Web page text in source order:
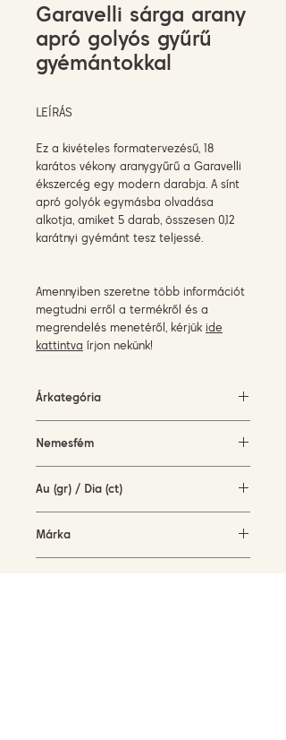
Garavelli sárga arany
apró golyós gyűrű
gyémántokkal
LEÍRÁS
Ez a kivételes formatervezésű, 18
karátos vékony aranygyűrű a Garavelli
ékszercég egy modern darabja. A sínt
apró golyók egymásba olvadása
alkotja, amiket 5 darab, összesen 0,12
karátnyi gyémánt tesz teljessé.
Amennyiben szeretne több információt
megtudni erről a termékről és a
megrendelés menetéről, kérjük ide
kattintva írjon nekünk!
Árkategória
Nemesfém
Au (gr) / Dia (ct)
Márka